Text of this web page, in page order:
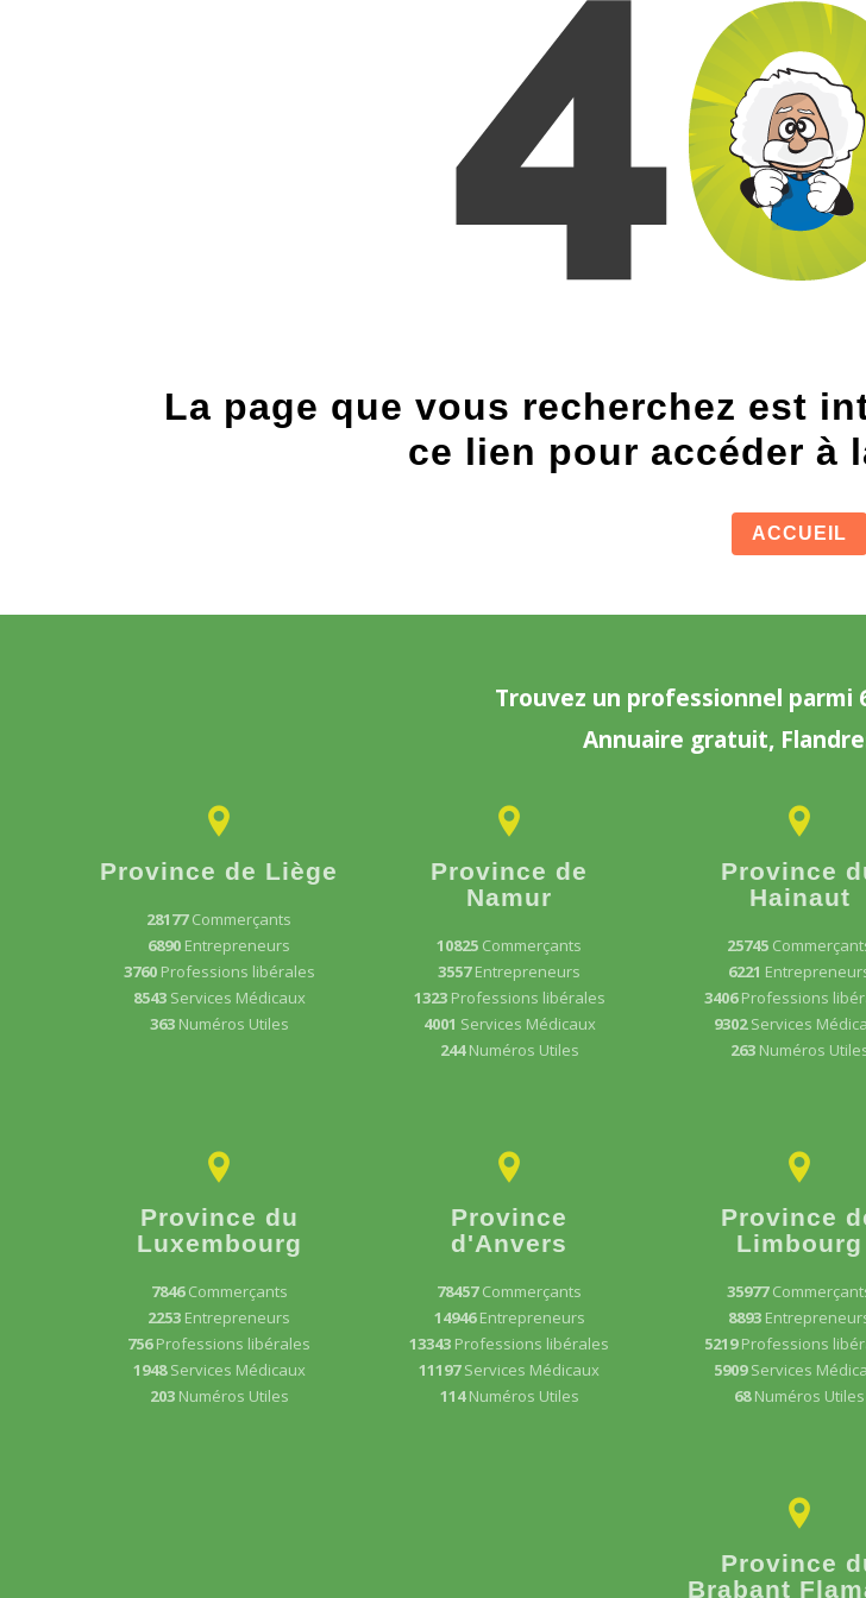
La page que vous recherchez est
ce lien pour accéder à
ACCUEIL
Trouvez un professionnel parmi
Annuaire gratuit,
Province de Liège
28177Commerçants
6890 Entrepreneurs
3760 Professions libérales
8543 Services Médicaux
363 Numéros Utiles
Province de
Namur
10825 Commerçants
3557Entrepreneurs
1323 Professions libérales
4001 Services Médicaux
244Numéros Utiles
Province
Hainaut
25745
6221
3406Professions
9302Services
263 Numéros
Province du
Luxembourg
7846Commerçants
2253 Entrepreneurs
756Professions libérales
1948Services Médicaux
203 Numéros Utiles
Province
d'Anvers
78457Commerçants
14946Entrepreneurs
13343 Professions libérales
11197Services Médicaux
114Numéros Utiles
Province
Limbourg
35977
8893
5219Professions
5909Services
68Numéros Utiles
Province
Brabant